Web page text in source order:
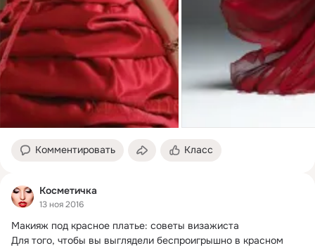
Комментировать Класс
Косметичка
13 ноя 2016
Макияж под красное платье: советы визажиста
Для того, чтобы вы выглядели беспроигрышно в красном